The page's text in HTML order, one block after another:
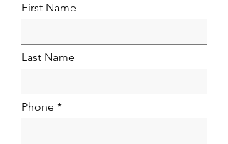
First Name
Last Name
Phone